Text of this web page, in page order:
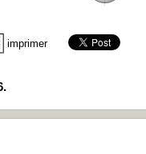
imprimer